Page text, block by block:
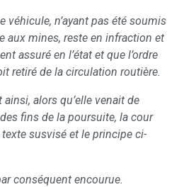
véhicule, n’ayant pas été soumis
aux mines, reste en infraction et
assuré en l’état et que l’ordre
retiré de la circulation routière.
alors qu’elle venait de
fins de la poursuite, la cour
susvisé et le principe ci-
conséquent encourue.